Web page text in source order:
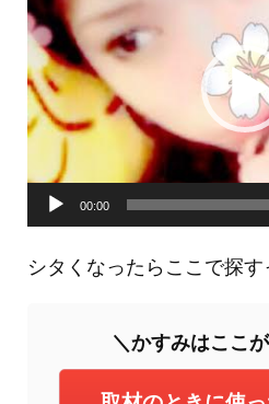
プ
レ
ー
ヤ
ー
00:00
シタくなったらここで探す
＼かすみはここ